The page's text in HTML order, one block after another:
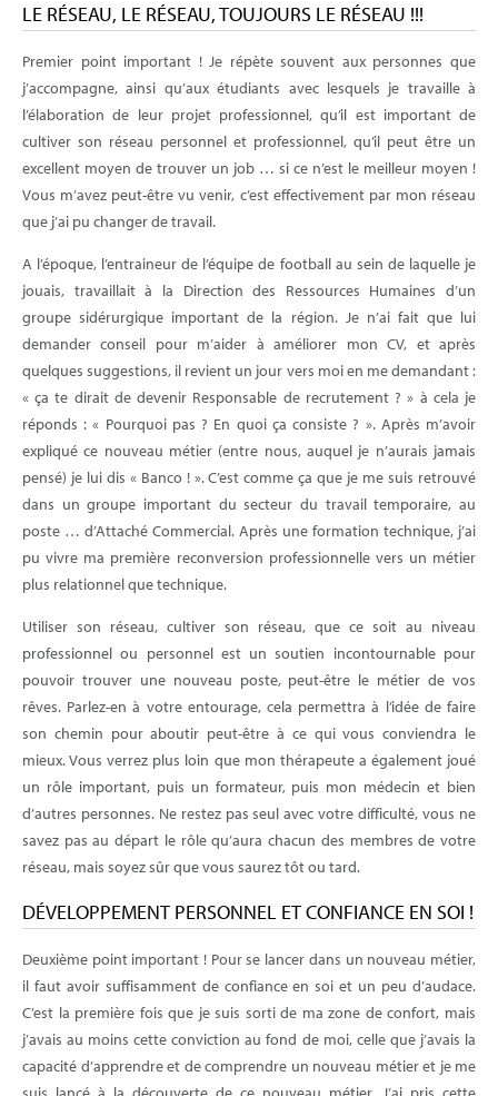
LE RÉSEAU, LE RÉSEAU, TOUJOURS LE RÉSEAU !!!
Premier point important ! Je répète souvent aux personnes que
j’accompagne, ainsi qu’aux étudiants avec lesquels je travaille à
l’élaboration de leur projet professionnel, qu’il est important de
cultiver son réseau personnel et professionnel, qu’il peut être un
excellent moyen de trouver un job … si ce n’est le meilleur moyen !
Vous m’avez peut-être vu venir, c’est effectivement par mon réseau
que j’ai pu changer de travail.
A l’époque, l’entraineur de l’équipe de football au sein de laquelle je
jouais, travaillait à la Direction des Ressources Humaines d’un
groupe sidérurgique important de la région. Je n’ai fait que lui
demander conseil pour m’aider à améliorer mon CV, et après
quelques suggestions, il revient un jour vers moi en me demandant :
« ça te dirait de devenir Responsable de recrutement ? » à cela je
réponds : « Pourquoi pas ? En quoi ça consiste ? ». Après m’avoir
expliqué ce nouveau métier (entre nous, auquel je n’aurais jamais
pensé) je lui dis « Banco ! ». C’est comme ça que je me suis retrouvé
dans un groupe important du secteur du travail temporaire, au
poste … d’Attaché Commercial. Après une formation technique, j’ai
pu vivre ma première reconversion professionnelle vers un métier
plus relationnel que technique.
Utiliser son réseau, cultiver son réseau, que ce soit au niveau
professionnel ou personnel est un soutien incontournable pour
pouvoir trouver une nouveau poste, peut-être le métier de vos
rêves. Parlez-en à votre entourage, cela permettra à l’idée de faire
son chemin pour aboutir peut-être à ce qui vous conviendra le
mieux. Vous verrez plus loin que mon thérapeute a également joué
un rôle important, puis un formateur, puis mon médecin et bien
d’autres personnes. Ne restez pas seul avec votre difficulté, vous ne
savez pas au départ le rôle qu’aura chacun des membres de votre
réseau, mais soyez sûr que vous saurez tôt ou tard.
DÉVELOPPEMENT PERSONNEL ET CONFIANCE EN SOI !
Deuxième point important ! Pour se lancer dans un nouveau métier,
il faut avoir suffisamment de confiance en soi et un peu d’audace.
C’est la première fois que je suis sorti de ma zone de confort, mais
j’avais au moins cette conviction au fond de moi, celle que j’avais la
capacité d’apprendre et de comprendre un nouveau métier et je me